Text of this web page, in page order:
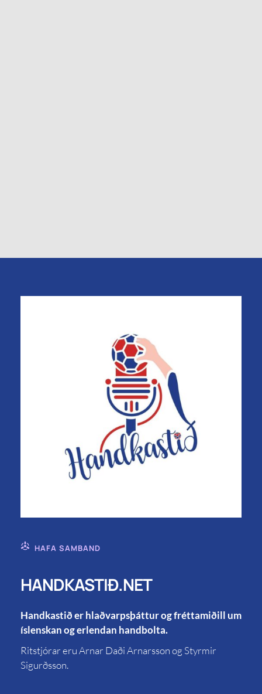
HAFA SAMBAND
HANDKASTIÐ.NET
Handkastið er hlaðvarpsþáttur og fréttamiðill um
íslenskan og erlendan handbolta.
Ritstjórar eru Arnar Daði Arnarsson og Styrmir
Sigurðsson.